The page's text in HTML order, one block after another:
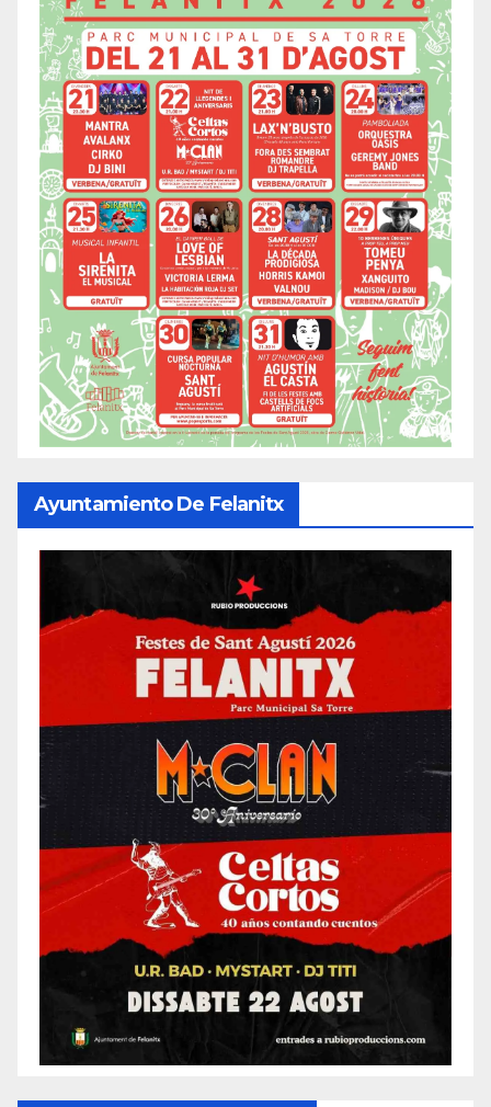
Ayuntamiento De Felanitx